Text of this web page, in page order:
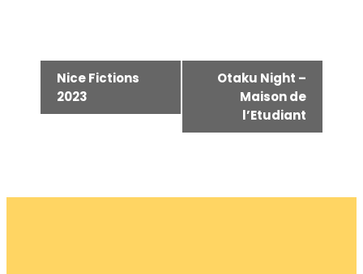
Navigation
Évènement
Nice Fictions
2023
Otaku Night –
Maison de
l’Etudiant